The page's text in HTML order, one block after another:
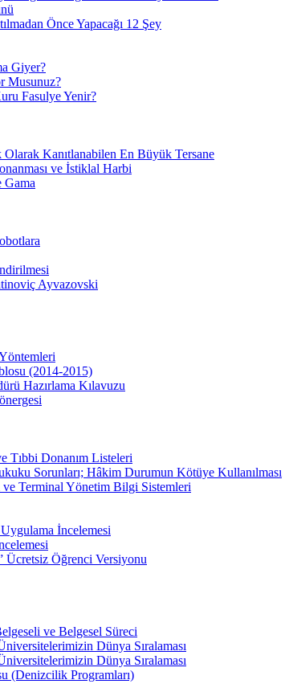
Önce Yapacağı 12 Şey
Giyer?
Musunuz?
Fasulye Yenir?
Kanıtlanabilen En Büyük Tersane
ve İstiklal Harbi
Gama
Ayvazovski
(2014-2015)
Hazırlama Kılavuzu
Tıbbi Donanım Listeleri
Sorunları; Hâkim Durumun Kötüye Kullanılması
Terminal Yönetim Bilgi Sistemleri
İncelemesi
Ücretsiz Öğrenci Versiyonu
ve Belgesel Süreci
Dünya Sıralaması
Dünya Sıralaması
(Denizcilik Programları)